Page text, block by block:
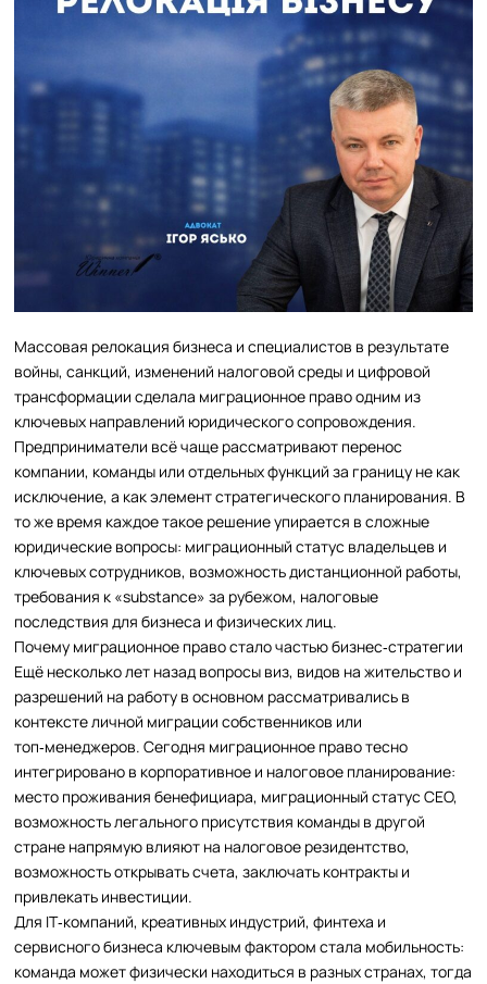
Массовая релокация бизнеса и специалистов в результате
войны, санкций, изменений налоговой среды и цифровой
трансформации сделала миграционное право одним из
ключевых направлений юридического сопровождения.
Предприниматели всё чаще рассматривают перенос
компании, команды или отдельных функций за границу не как
исключение, а как элемент стратегического планирования. В
то же время каждое такое решение упирается в сложные
юридические вопросы: миграционный статус владельцев и
ключевых сотрудников, возможность дистанционной работы,
требования к «substance» за рубежом, налоговые
последствия для бизнеса и физических лиц.
Почему миграционное право стало частью бизнес‑стратегии
Ещё несколько лет назад вопросы виз, видов на жительство и
разрешений на работу в основном рассматривались в
контексте личной миграции собственников или
топ‑менеджеров. Сегодня миграционное право тесно
интегрировано в корпоративное и налоговое планирование:
место проживания бенефициара, миграционный статус CEO,
возможность легального присутствия команды в другой
стране напрямую влияют на налоговое резидентство,
возможность открывать счета, заключать контракты и
привлекать инвестиции.
Для IT‑компаний, креативных индустрий, финтеха и
сервисного бизнеса ключевым фактором стала мобильность:
команда может физически находиться в разных странах, тогда